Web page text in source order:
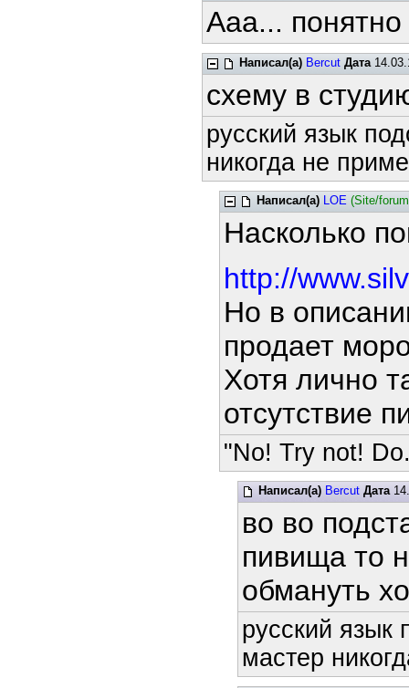
Ааа...
Написал(а) Bercut Дата
схему в
русский язык
никогда не
Написал(а) LOE (Site/
Насколько
http://
Но в
продает
Хотя лично
отсутствие
"No! Try not!
Написал(а) Bercut Дата
во во
пивища то
обмануть
русский язык
мастер